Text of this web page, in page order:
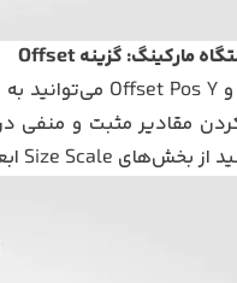
Offset
و Offset Pos Y می‌توانید
مقادیر مثبت و
از بخش‌های Size Scale